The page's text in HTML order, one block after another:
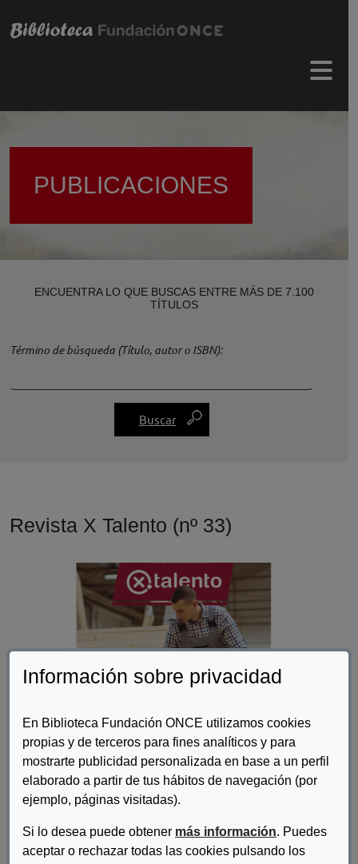
Información sobre privacidad
En Biblioteca Fundación ONCE utilizamos cookies
propias y de terceros para fines analíticos y para
mostrarte publicidad personalizada en base a un perfil
elaborado a partir de tus hábitos de navegación (por
ejemplo, páginas visitadas).
Si lo desea puede obtener más información. Puedes
aceptar o rechazar todas las cookies pulsando los
PUBLICACIONES
ENCUENTRA LO QUE BUSCAS ENTRE MÁS DE 7.100
TÍTULOS
Término de búsqueda (Título, autor o ISBN)
Revista X Talento (nº 33)
Autor/es: